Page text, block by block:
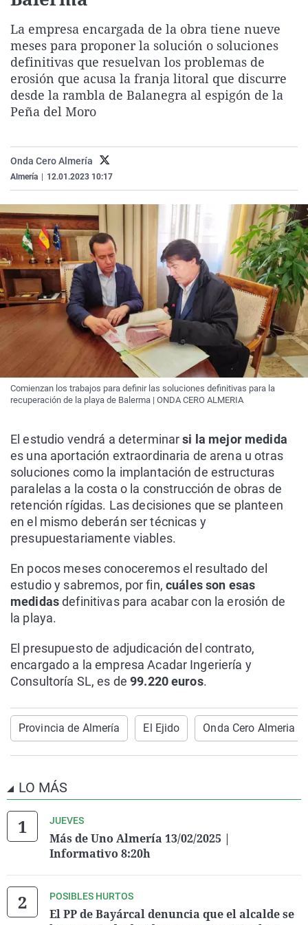
Gente viajera
Como el perro y el
Retornados
Equipo de
Operación Viuda
Galicia
La Rioja
Navarra
Televisión
Elecciones
La empresa encargada de la obra tiene nueve
meses para proponer la solución o soluciones
definitivas que resuelvan los problemas de
erosión que acusa la franja litoral que discurre
desde la rambla de Balanegra al espigón de la
Peña del Moro
Onda Cero Almería
Almería 12.01.2023 10:17
Comienzan los trabajos para definir las soluciones definitivas para la
recuperación de la playa de Balerma | ONDA CERO ALMERIA
El estudio vendrá a determinarsi la mejor medida
es una aportación extraordinaria de arena u otras
soluciones como la implantación de estructuras
paralelas a la costa o la construcción de obras de
retención rígidas. Las decisiones que se planteen
en el mismo deberán ser técnicas y
presupuestariamente viables.
En pocos meses conoceremos el resultado del
estudio y sabremos, por fin, cuáles son esas
medidasdefinitivas para acabar con la erosión de
la playa.
El presupuesto de adjudicación del contrato,
encargado a la empresa Acadar Ingeriería y
Consultoría SL, es de 99.220 euros.
Provincia de Almería El Ejido Onda Cero Almeria
LO MÁS
JUEVES
Más de Uno Almería 13/02/2025 |
Informativo 8:20h
POSIBLES HURTOS
El PP de Bayárcal denuncia que el alcalde se